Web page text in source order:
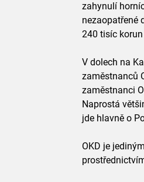
zahynulí
nezaopatřené
240 tisíc
V dolech na
zaměstnanců
zaměstnanci
Naprostá
jde hlavně o
OKD je